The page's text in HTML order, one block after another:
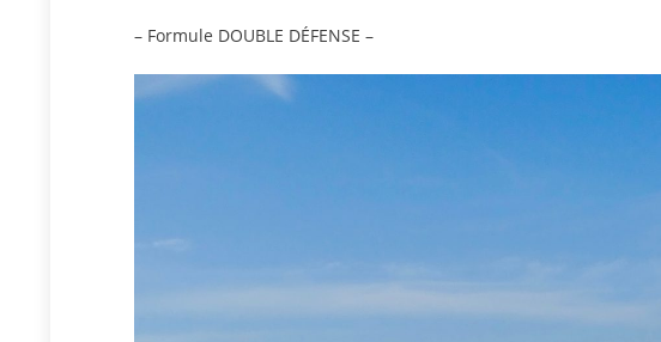
– Formule DOUBLE DÉFENSE –